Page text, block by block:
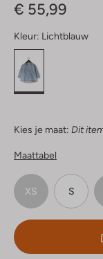
€ 55,99
Kleur: Lichtblauw
Kies je maat: Dit
Maattabel
XS S